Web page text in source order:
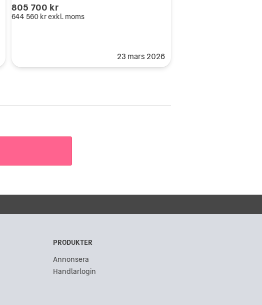
805 700 kr
644 560 krexkl. moms
23 mars 2026
PRODUKTER
Annonsera
Handlarlogin